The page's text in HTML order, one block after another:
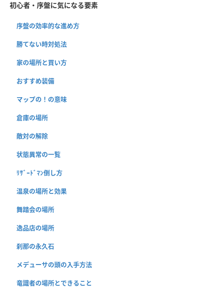
初心者・序盤に気になる要素
序盤の効率的な進め方
勝てない時対処法
家の場所と買い方
おすすめ装備
マップの！の意味
倉庫の場所
敵対の解除
状態異常の一覧
ﾘｻﾞｰﾄﾞﾏﾝ倒し方
温泉の場所と効果
舞踏会の場所
逸品店の場所
刹那の永久石
メデューサの頭の入手方法
竜識者の場所とできること